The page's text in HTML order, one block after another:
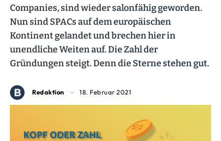
Companies, sind wieder salonfähig geworden.
Nun sind SPACs auf dem europäischen
Kontinent gelandet und brechen hier in
unendliche Weiten auf. Die Zahl der
Gründungen steigt. Denn die Sterne stehen gut.
Redaktion 18. Februar 2021